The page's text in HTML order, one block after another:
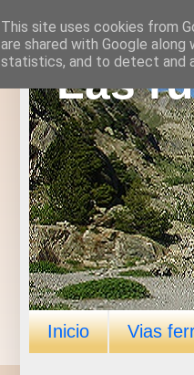
Las
Inicio Vias
This site uses cookies from
are shared with Google
statistics, and to detect and